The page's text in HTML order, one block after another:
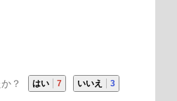
？ はい 7 いいえ 3